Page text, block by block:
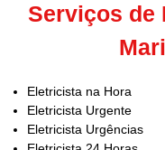
Serviços de
Eletricista na Hora
Eletricista Urgente
Eletricista Urgências